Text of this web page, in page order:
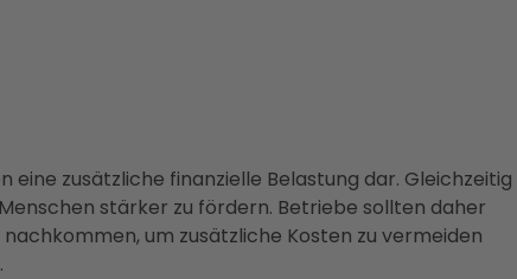
zusätzliche finanzielle Belastung dar. Gleichzeitig
stärker zu fördern. Betriebe sollten daher
um zusätzliche Kosten zu vermeiden